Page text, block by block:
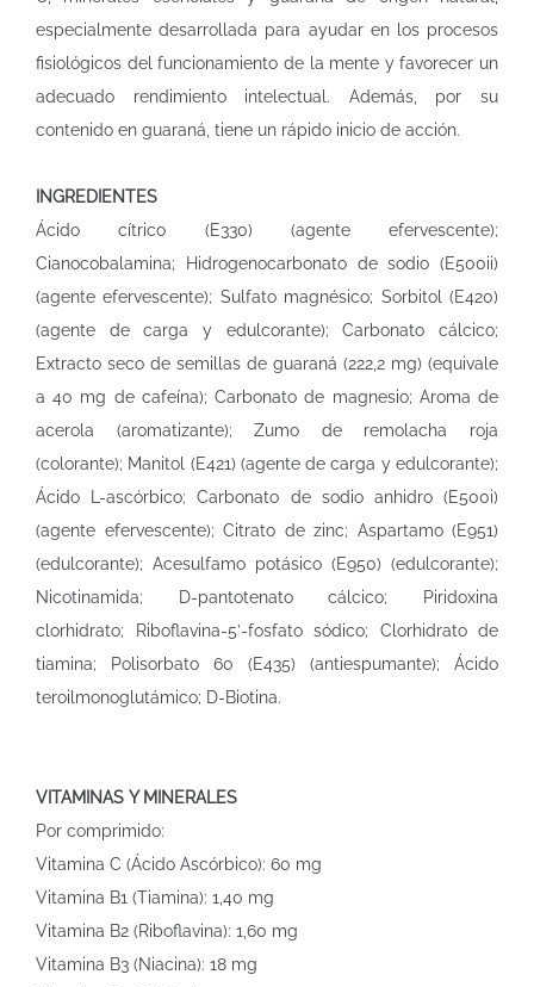
especialmente desarrollada para ayudar en los procesos
fisiológicos del funcionamiento de la mente y favorecer un
adecuado rendimiento intelectual. Además, por su
contenido en guaraná, tiene un rápido inicio de acción.
INGREDIENTES
Ácido cítrico (E330) (agente efervescente);
Cianocobalamina; Hidrogenocarbonato de sodio (E500ii)
(agente efervescente); Sulfato magnésico; Sorbitol (E420)
(agente de carga y edulcorante); Carbonato cálcico;
Extracto seco de semillas de guaraná (222,2 mg) (equivale
a 40 mg de cafeína); Carbonato de magnesio; Aroma de
acerola (aromatizante); Zumo de remolacha roja
(colorante); Manitol (E421) (agente de carga y edulcorante);
Ácido L-ascórbico; Carbonato de sodio anhidro (E500i)
(agente efervescente); Citrato de zinc; Aspartamo (E951)
(edulcorante); Acesulfamo potásico (E950) (edulcorante);
Nicotinamida; D-pantotenato cálcico; Piridoxina
clorhidrato; Riboflavina-5’-fosfato sódico; Clorhidrato de
tiamina; Polisorbato 60 (E435) (antiespumante); Ácido
teroilmonoglutámico; D-Biotina.
VITAMINAS Y MINERALES
Por comprimido:
Vitamina C (Ácido Ascórbico): 60 mg
Vitamina B1 (Tiamina): 1,40 mg
Vitamina B2 (Riboflavina): 1,60 mg
Vitamina B3 (Niacina): 18 mg